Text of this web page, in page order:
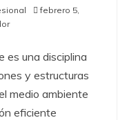
febrero 5,
es una disciplina
y estructuras
medio ambiente
eficiente